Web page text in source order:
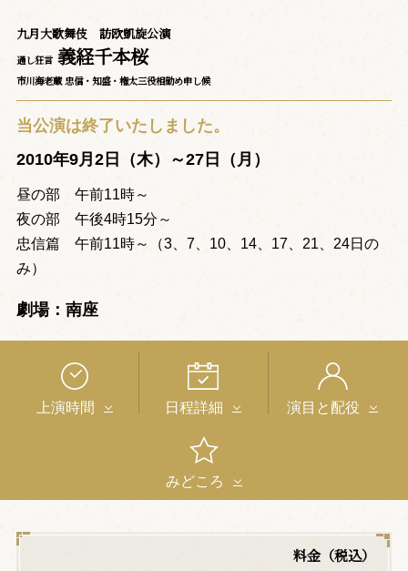
九月大歌舞伎 訪欧凱旋公演
通し狂言 義経千本桜
市川海老蔵 忠信・知盛・権太三役相勤め申し候
当公演は終了いたしました。
2010年9月2日（木）～27日（月）
昼の部 午前11時～
夜の部 午後4時15分～
忠信篇 午前11時～（3、7、10、14、17、21、24日の
み）
劇場：南座
上演時間 日程詳細 演目と配役
みどころ
料金（税込）